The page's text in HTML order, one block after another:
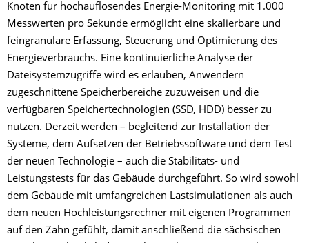
Knoten für hochauflösendes Energie-Monitoring mit 1.000
Messwerten pro Sekunde ermöglicht eine skalierbare und
feingranulare Erfassung, Steuerung und Optimierung des
Energieverbrauchs. Eine kontinuierliche Analyse der
Dateisystemzugriffe wird es erlauben, Anwendern
zugeschnittene Speicherbereiche zuzuweisen und die
verfügbaren Speichertechnologien (SSD, HDD) besser zu
nutzen. Derzeit werden – begleitend zur Installation der
Systeme, dem Aufsetzen der Betriebssoftware und dem Test
der neuen Technologie – auch die Stabilitäts- und
Leistungstests für das Gebäude durchgeführt. So wird sowohl
dem Gebäude mit umfangreichen Lastsimulationen als auch
dem neuen Hochleistungsrechner mit eigenen Programmen
auf den Zahn gefühlt, damit anschließend die sächsischen